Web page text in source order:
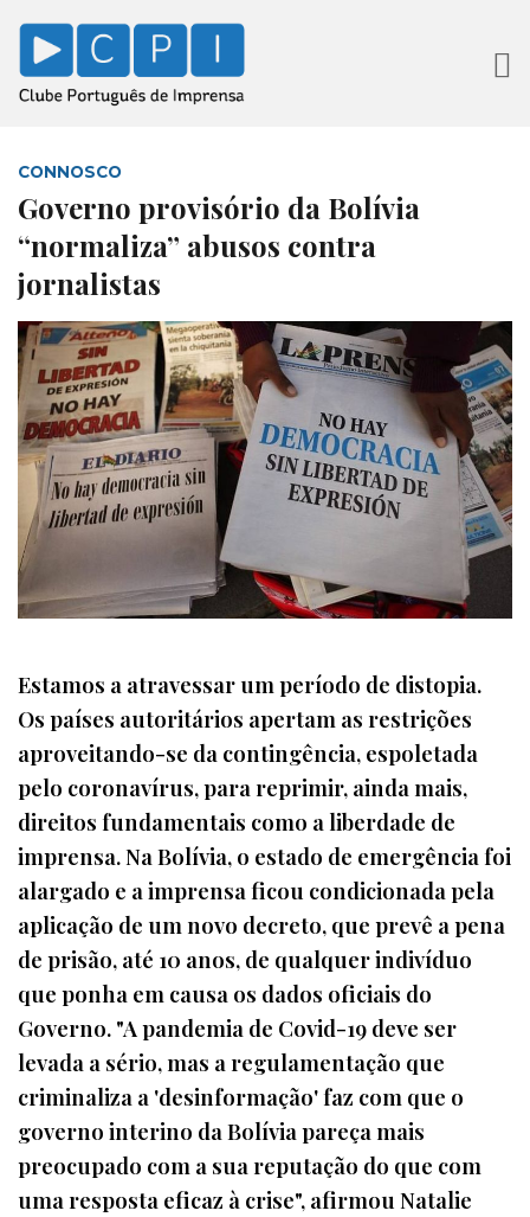
CONNOSCO
Governo provisório da Bolívia
“normaliza” abusos contra
jornalistas
Estamos a atravessar um período de distopia.
Os países autoritários apertam as restrições
aproveitando-se da contingência, espoletada
pelo coronavírus, para reprimir, ainda mais,
direitos fundamentais como a liberdade de
imprensa. Na Bolívia, o estado de emergência foi
alargado e a imprensa ficou condicionada pela
aplicação de um novo decreto, que prevê a pena
de prisão, até 10 anos, de qualquer indivíduo
que ponha em causa os dados oficiais do
Governo. "A pandemia de Covid-19 deve ser
levada a sério, mas a regulamentação que
criminaliza a 'desinformação' faz com que o
governo interino da Bolívia pareça mais
preocupado com a sua reputação do que com
uma resposta eficaz à crise", afirmou Natalie